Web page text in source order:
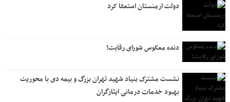
دولت ارمنستان استعفا کرد
دنده معکوس شورای رقابت!
نشست مشترک بنیاد شهید تهران بزرگ و بیمه دی با محوریت
بهبود خدمات درمانی ایثارگران